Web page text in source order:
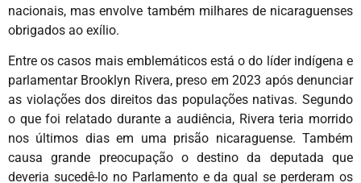
nacionais, mas envolve também milhares de nicaraguenses
obrigados ao exílio.
Entre os casos mais emblemáticos está o do líder indígena e
parlamentar Brooklyn Rivera, preso em 2023 após denunciar
as violações dos direitos das populações nativas. Segundo
o que foi relatado durante a audiência, Rivera teria morrido
nos últimos dias em uma prisão nicaraguense. Também
causa grande preocupação o destino da deputada que
deveria sucedê-lo no Parlamento e da qual se perderam os